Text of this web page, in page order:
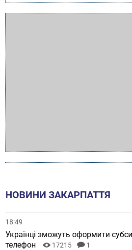
НОВИНИ ЗАКАРПАТТЯ
18:49
Українці зможуть оформити
телефон
17215 1